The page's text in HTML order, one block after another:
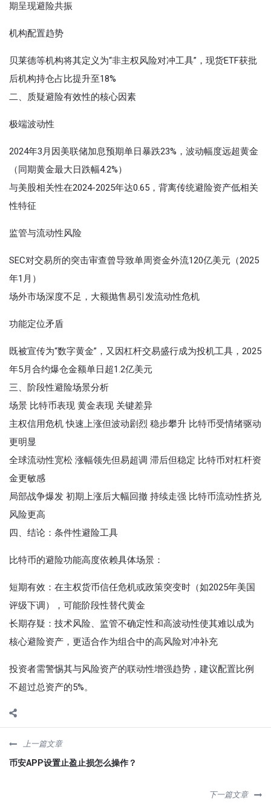
期呈现避险共振
机构配置趋势‌
贝莱德等机构将其定义为“非主权风险对冲工具”，现货ETF获批
后机构持仓占比提升至18%
二、‌质疑避险有效性的核心因素‌
极端波动性‌
2024年3月因美联储加息预期单日暴跌23%，波动幅度远超黄金
（同期黄金最大日跌幅4.2%）
与美股相关性在2024-2025年达0.65，背离传统避险资产低相关
性特征
监管与流动性风险‌
SEC对交易所的突击审查曾导致单周资金外流120亿美元（2025
年1月）
场外市场深度不足，大额抛售易引发流动性危机
功能定位矛盾‌
既被宣传为“数字黄金”，又因杠杆交易盛行成为投机工具，2025
年5月合约爆仓金额单日超1.2亿美元
三、‌阶段性避险场景分析‌
场景 比特币表现 黄金表现 关键差异
主权信用危机‌ 快速上涨但波动剧烈 稳步攀升 比特币受情绪驱动
更明显
全球流动性宽松‌ 涨幅领先但易超调 滞后但稳定 比特币对杠杆资
金更敏感
局部战争爆发‌ 初期上涨后大幅回撤 持续走强 比特币流动性挤兑
风险更高
四、‌结论：条件性避险工具‌
比特币的避险功能高度依赖具体场景：
短期有效‌：在主权货币信任危机或政策突变时（如2025年美国
评级下调），可能阶段性替代黄金
长期存疑‌：技术风险、监管不确定性和高波动性使其难以成为
核心避险资产，更适合作为组合中的高风险对冲补充
投资者需警惕其与风险资产的联动性增强趋势，建议配置比例
不超过总资产的5%。
上一篇文章
币安APP设置止盈止损怎么操作？
下一篇文章